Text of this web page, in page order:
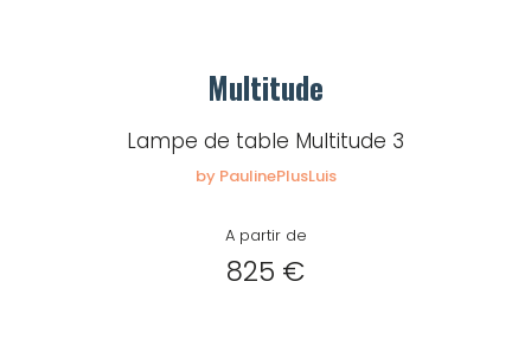
Multitude
Lampe de table Multitude 3
by PaulinePlusLuis
A partir de
825 €